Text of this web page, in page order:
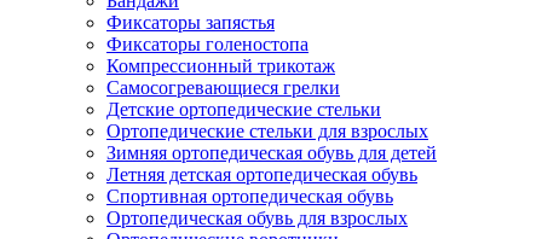
Фиксаторы запястья
Фиксаторы голеностопа
Компрессионный трикотаж
Самосогревающиеся грелки
Детские ортопедические стельки
Ортопедические стельки для взрослых
Зимняя ортопедическая обувь для детей
Летняя детская ортопедическая обувь
Спортивная ортопедическая обувь
Ортопедическая обувь для взрослых